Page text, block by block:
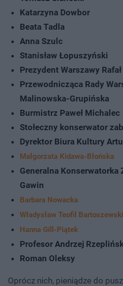
Katarzyna Dowbor
Beata Tadla
Anna Szulc
Stanisław Łopuszyński
Prezydent Warszawy
Przewodnicząca Rady
Malinowska-Grupińska
Burmistrz Paweł Michalec
Stołeczny konserwator
Dyrektor Biura Kultury
Małgorzata Kidawa-Błońska
Generalna Konserwatorka
Gawin
Barbara Nowacka
Władysław Teofil Bartoszewski
Hanna Gill-Piątek
Profesor Andrzej
Roman Oleksy
Oprócz nich, pieniądze do